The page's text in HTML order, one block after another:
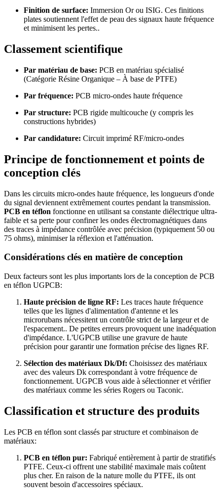
Finition de surface: Immersion Or ou ISIG. Ces finitions
plates soutiennent l'effet de peau des signaux haute fréquence
et minimisent les pertes..
Classement scientifique
Par matériau de base: PCB en matériau spécialisé
(Catégorie Résine Organique – À base de PTFE)
Par fréquence: PCB micro-ondes haute fréquence
Par structure: PCB rigide multicouche (y compris les
constructions hybrides)
Par candidature: Circuit imprimé RF/micro-ondes
Principe de fonctionnement et points de
conception clés
Dans les circuits micro-ondes haute fréquence, les longueurs d'onde
du signal deviennent extrêmement courtes pendant la transmission.
PCB en téflon fonctionne en utilisant sa constante diélectrique ultra-
faible et sa perte pour confiner les ondes électromagnétiques dans
des traces à impédance contrôlée avec précision (typiquement 50 ou
75 ohms), minimiser la réflexion et l'atténuation.
Considérations clés en matière de conception
Deux facteurs sont les plus importants lors de la conception de PCB
en téflon UGPCB:
Haute précision de ligne RF: Les traces haute fréquence
telles que les lignes d'alimentation d'antenne et les
microrubans nécessitent un contrôle strict de la largeur et de
l'espacement.. De petites erreurs provoquent une inadéquation
d'impédance. L'UGPCB utilise une gravure de haute
précision pour garantir une formation précise des lignes RF.
Sélection des matériaux Dk/Df: Choisissez des matériaux
avec des valeurs Dk correspondant à votre fréquence de
fonctionnement. UGPCB vous aide à sélectionner et vérifier
des matériaux comme les séries Rogers ou Taconic.
Classification et structure des produits
Les PCB en téflon sont classés par structure et combinaison de
matériaux:
PCB en téflon pur: Fabriqué entièrement à partir de stratifiés
PTFE. Ceux-ci offrent une stabilité maximale mais coûtent
plus cher. En raison de la nature molle du PTFE, ils ont
souvent besoin d'accessoires spéciaux.